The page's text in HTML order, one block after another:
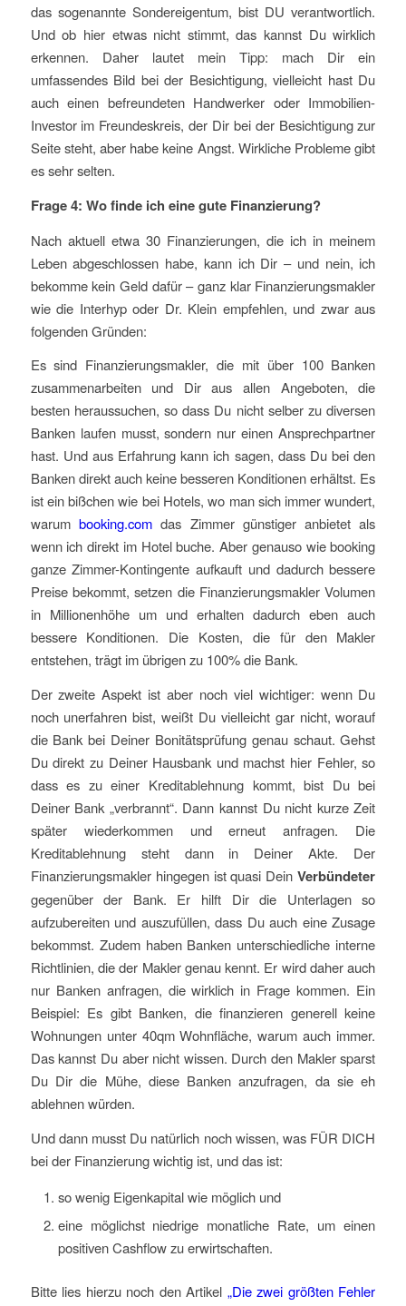
das sogenannte Sondereigentum, bist DU verantwortlich.
Und ob hier etwas nicht stimmt, das kannst Du wirklich
erkennen. Daher lautet mein Tipp: mach Dir ein
umfassendes Bild bei der Besichtigung, vielleicht hast Du
auch einen befreundeten Handwerker oder Immobilien-
Investor im Freundeskreis, der Dir bei der Besichtigung zur
Seite steht, aber habe keine Angst. Wirkliche Probleme gibt
es sehr selten.
Frage 4: Wo finde ich eine gute Finanzierung?
Nach aktuell etwa 30 Finanzierungen, die ich in meinem
Leben abgeschlossen habe, kann ich Dir – und nein, ich
bekomme kein Geld dafür – ganz klar Finanzierungsmakler
wie die Interhyp oder Dr. Klein empfehlen, und zwar aus
folgenden Gründen:
Es sind Finanzierungsmakler, die mit über 100 Banken
zusammenarbeiten und Dir aus allen Angeboten, die
besten heraussuchen, so dass Du nicht selber zu diversen
Banken laufen musst, sondern nur einen Ansprechpartner
hast. Und aus Erfahrung kann ich sagen, dass Du bei den
Banken direkt auch keine besseren Konditionen erhältst. Es
ist ein bißchen wie bei Hotels, wo man sich immer wundert,
warum booking.comdas Zimmer günstiger anbietet als
wenn ich direkt im Hotel buche. Aber genauso wie booking
ganze Zimmer-Kontingente aufkauft und dadurch bessere
Preise bekommt, setzen die Finanzierungsmakler Volumen
in Millionenhöhe um und erhalten dadurch eben auch
bessere Konditionen. Die Kosten, die für den Makler
entstehen, trägt im übrigen zu 100% die Bank.
Der zweite Aspekt ist aber noch viel wichtiger: wenn Du
noch unerfahren bist, weißt Du vielleicht gar nicht, worauf
die Bank bei Deiner Bonitätsprüfung genau schaut. Gehst
Du direkt zu Deiner Hausbank und machst hier Fehler, so
dass es zu einer Kreditablehnung kommt, bist Du bei
Deiner Bank „verbrannt“. Dann kannst Du nicht kurze Zeit
später wiederkommen und erneut anfragen. Die
Kreditablehnung steht dann in Deiner Akte. Der
Finanzierungsmakler hingegen ist quasi DeinVerbündeter
gegenüber der Bank. Er hilft Dir die Unterlagen so
aufzubereiten und auszufüllen, dass Du auch eine Zusage
bekommst. Zudem haben Banken unterschiedliche interne
Richtlinien, die der Makler genau kennt. Er wird daher auch
nur Banken anfragen, die wirklich in Frage kommen. Ein
Beispiel: Es gibt Banken, die finanzieren generell keine
Wohnungen unter 40qm Wohnfläche, warum auch immer.
Das kannst Du aber nicht wissen. Durch den Makler sparst
Du Dir die Mühe, diese Banken anzufragen, da sie eh
ablehnen würden.
Und dann musst Du natürlich noch wissen, was FÜR DICH
bei der Finanzierung wichtig ist, und das ist:
so wenig Eigenkapital wie möglich und
eine möglichst niedrige monatliche Rate, um einen
positiven Cashflow zu erwirtschaften.
Bitte lies hierzu noch den Artikel „Die zwei größten Fehler